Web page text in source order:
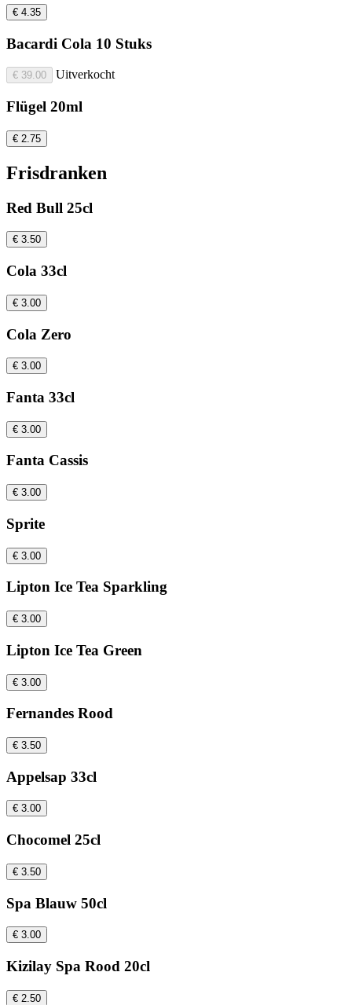
€ 4.35
Bacardi Cola 10 Stuks
€ 39.00 Uitverkocht
Flügel 20ml
€ 2.75
Frisdranken
Red Bull 25cl
€ 3.50
Cola 33cl
€ 3.00
Cola Zero
€ 3.00
Fanta 33cl
€ 3.00
Fanta Cassis
€ 3.00
Sprite
€ 3.00
Lipton Ice Tea Sparkling
€ 3.00
Lipton Ice Tea Green
€ 3.00
Fernandes Rood
€ 3.50
Appelsap 33cl
€ 3.00
Chocomel 25cl
€ 3.50
Spa Blauw 50cl
€ 3.00
Kizilay Spa Rood 20cl
€ 2.50